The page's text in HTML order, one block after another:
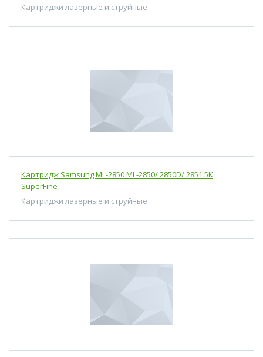
Картриджи лазерные и струйные
Картридж Samsung ML-2850 ML-2850/ 2850D/ 2851 5K
SuperFine
Картриджи лазерные и струйные